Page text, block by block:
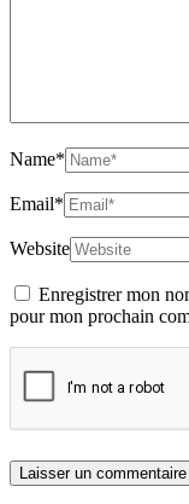
Name*
Email*
Website
Enregistrer mon
pour mon prochain